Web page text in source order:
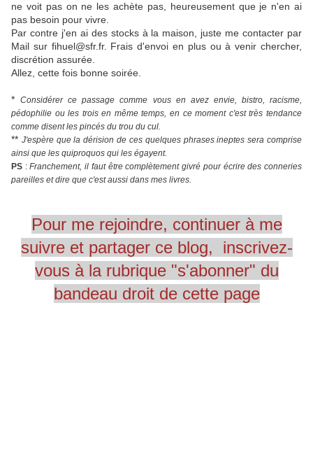
ne voit pas on ne les achète pas, heureusement que je n'en ai
pas besoin pour vivre.
Par contre j'en ai des stocks à la maison, juste me contacter par
Mail sur fihuel@sfr.fr. Frais d'envoi en plus ou à venir chercher,
discrétion assurée.
Allez, cette fois bonne soirée.
*Considérer ce passage comme vous en avez envie, bistro, racisme,
pédophilie ou les trois en même temps, en ce moment c'est très tendance
comme disent les pincés du trou du cul.
** J'espère que la dérision de ces quelques phrases ineptes sera comprise
ainsi que les quiproquos qui les égayent.
PS :Franchement, il faut être complètement givré pour écrire des conneries
pareilles et dire que c'est aussi dans mes livres.
Pour me rejoindre, continuer à me
suivre et partager ce blog, inscrivez-
vous à la rubrique "s'abonner" du
bandeau droit de cette page